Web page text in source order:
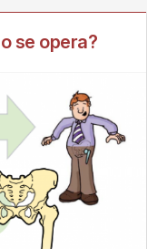
se opera?